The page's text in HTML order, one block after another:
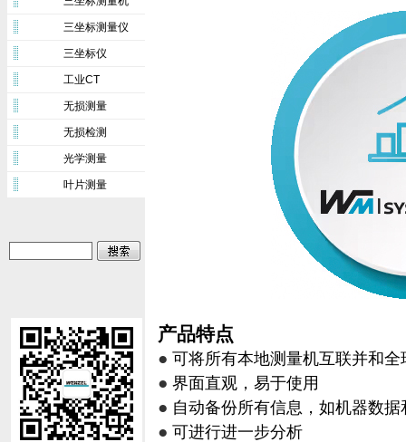
三坐标测量仪
三坐标仪
工业CT
无损测量
无损检测
光学测量
叶片测量
产品特点
● 可将所有本地测量机互联并和全
● 界面直观，易于使用
● 自动备份所有信息，如机器数
● 可进行进一步分析